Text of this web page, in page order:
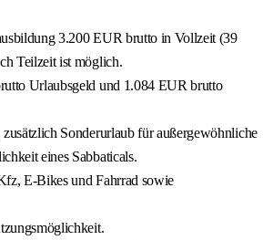
3.200 EUR brutto in Vollzeit (39
Teilzeit ist möglich.
Urlaubsgeld und 1.084 EUR brutto
zusätzlich Sonderurlaub für außergewöhnliche
eines Sabbaticals.
E-Bikes und Fahrrad sowie